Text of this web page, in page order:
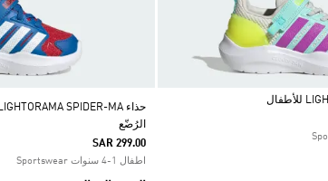
الرُضّع
SAR 299.00
اطفال 1-4 سنوات Sportswear